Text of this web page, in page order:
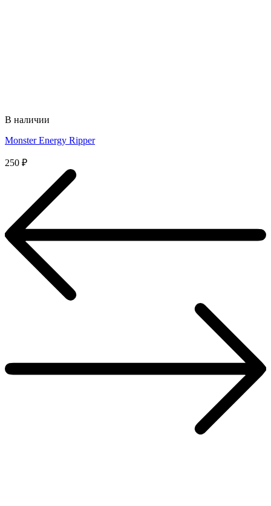
В наличии
Monster Energy Ripper
250 ₽